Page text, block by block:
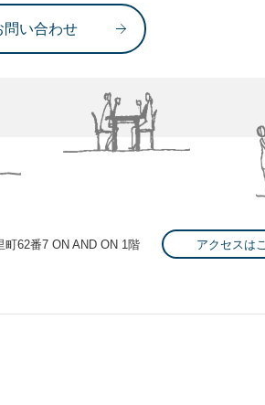
問い合わせ
町62番7 ON AND ON 1階 アクセスは